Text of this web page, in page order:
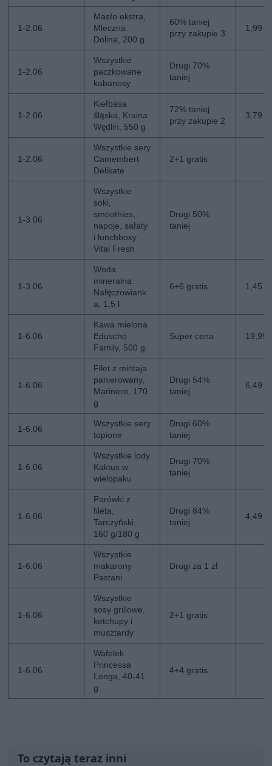
1-2.06
Masło ekstra,
Mleczna
Dolina, 200 g
60% taniej
przy zakupie 3
1,99
1-2.06
Wszystkie
paczkowane
kabanosy
Drugi 70%
taniej
1-2.06
Kiełbasa
śląska, Kraina
Wędlin, 550 g
72% taniej
przy zakupie 2
3,79
1-2.06
Wszystkie sery
Camembert
Delikate
2+1 gratis
1-3.06
Wszystkie
soki,
smoothies,
napoje, sałaty
i lunchboxy
Vital Fresh
Drugi 50%
taniej
1-3.06
Woda
mineralna
Nałęczowiank
a, 1,5 l
6+6 gratis 1,45
1-6.06
Kawa mielona
Eduscho
Family, 500 g
Super cena 19,99
1-6.06
Filet z mintaja
panierowany,
Marinero, 170
g
Drugi 54%
taniej
6,49
1-6.06
Wszystkie sery
topione
Drugi 60%
taniej
1-6.06
Wszystkie lody
Kaktus w
wielopaku
Drugi 70%
taniej
1-6.06
Parówki z
fileta,
Tarczyński,
160 g/180 g
Drugi 84%
taniej
4,49
1-6.06
Wszystkie
makarony
Pastani
Drugi za 1 zł
1-6.06
Wszystkie
sosy grillowe,
ketchupy i
musztardy
2+1 gratis
1-6.06
Wafelek
Princessa
Longa, 40-41
g
4+4 gratis
To czytają teraz inni